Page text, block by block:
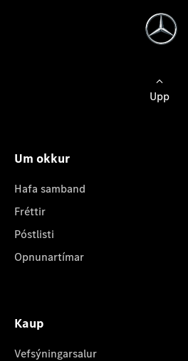
Upp
Um okkur
Hafa samband
Fréttir
Póstlisti
Opnunartímar
Kaup
Vefsýningarsalur